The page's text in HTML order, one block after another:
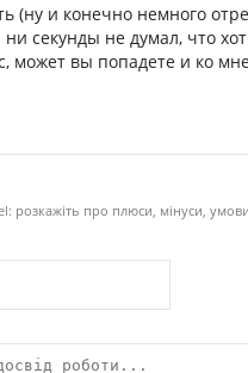
(ну и конечно немного
секунды не думал, что
может вы попадете и ко
розкажіть про плюси, мінуси,